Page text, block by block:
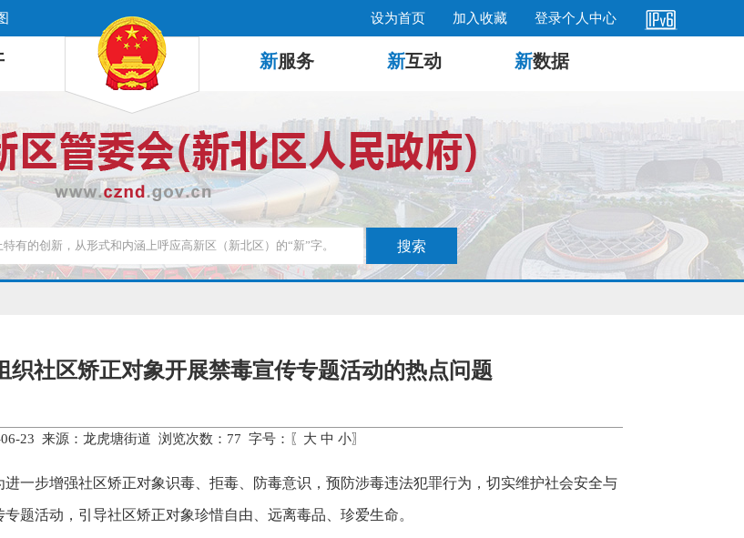
设为首页 加入收藏 登录个人中心
新服务 新互动 新数据
织社区矫正对象开展禁毒宣传专题活动的热点问题
23 来源：龙虎塘街道 浏览次数： 77 字号：〖 大 中 小〗
一步增强社区矫正对象识毒、拒毒、防毒意识，预防涉毒违法犯罪行为，切实维护社会安全与
题活动，引导社区矫正对象珍惜自由、远离毒品、珍爱生命。